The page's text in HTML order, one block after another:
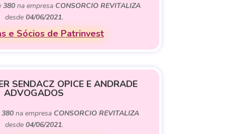
380 na empresa CONSORCIO REVITALIZA
desde 04/06/2021.
e Sócios de Patrinvest
SENDACZ OPICE E ANDRADE
ADVOGADOS
380na empresa CONSORCIO REVITALIZA
desde 04/06/2021.